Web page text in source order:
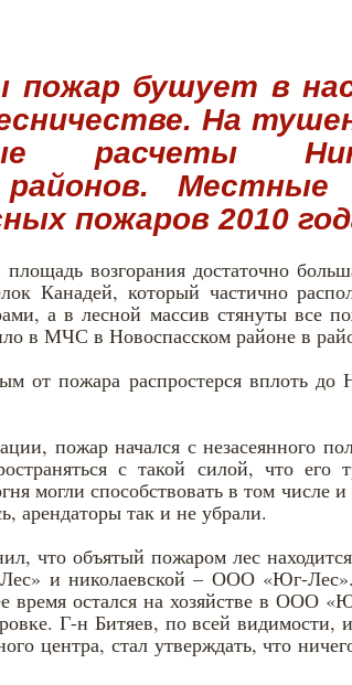
пожар бушует в
На
расчеты
районов.
пожаров 2010
возгорания достаточно
Канадей, который частично
а в лесной массив стянуты все
в МЧС в Новоспасском районе в
от пожара распростерся вплоть до
пожар начался с незасеянного
с такой силой, что его
могли способствовать в том числе
арендаторы так и не убрали.
что объятый пожаром лес
и николаевской – ООО «Юг-
время остался на хозяйстве в ООО
Г-н Битяев, по всей видимости,
центра, стал утверждать, что